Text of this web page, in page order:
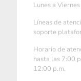
Lunes a
Líneas de
soporte
Horario de
hasta las 7:00
12:00 p.m.